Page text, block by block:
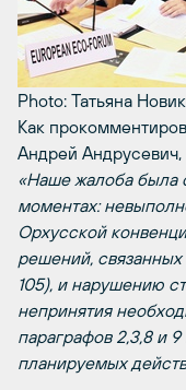
Photo: Татьяна
Как
Андрей
«Наше жалоба была
моментах:
Орхусской
решений,
105), и нарушению
непринятия
параграфов 2,3,8 и
планируемых